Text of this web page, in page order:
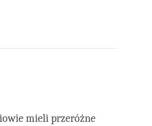
mieli przeróżne